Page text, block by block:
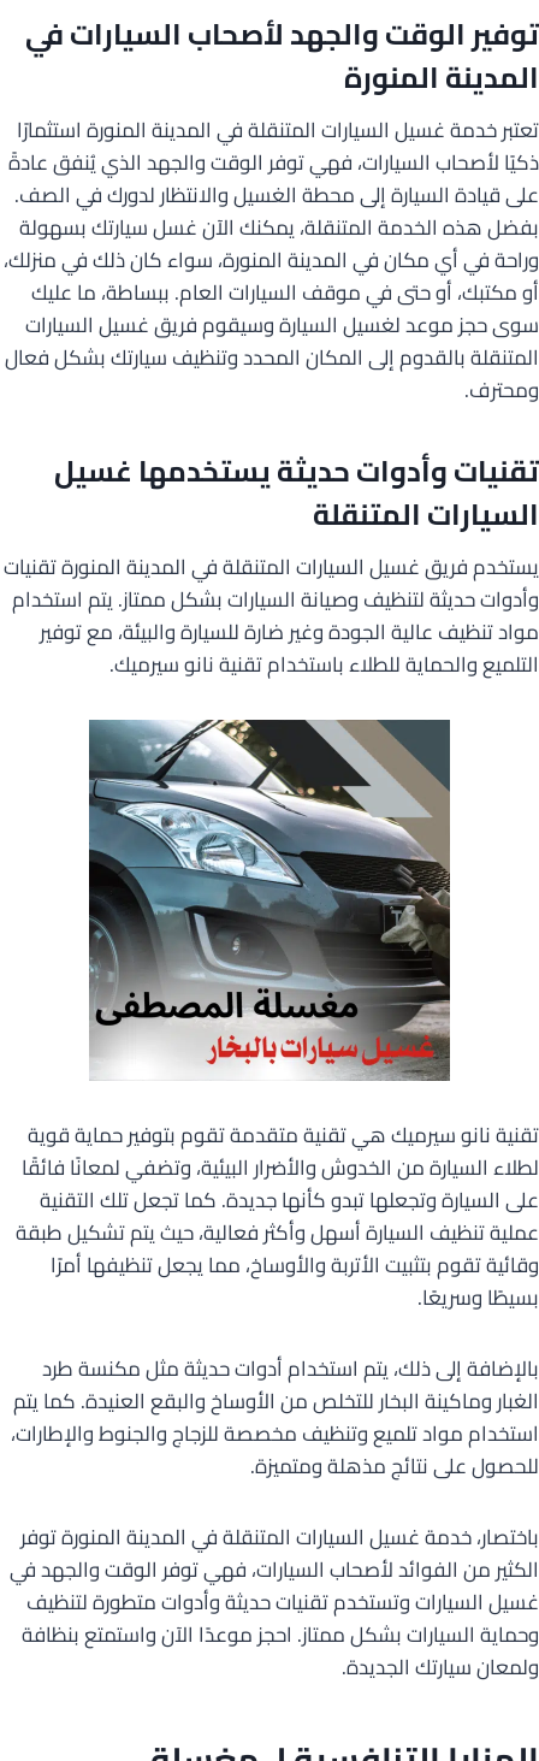
توفير الوقت والجهد لأصحاب السيارات في
المدينة المنورة
تعتبر خدمة غسيل السيارات المتنقلة في المدينة المنورة استثمارًا
ذكيًا لأصحاب السيارات، فهي توفر الوقت والجهد الذي يُنفق عادةً
على قيادة السيارة إلى محطة الغسيل والانتظار لدورك في الصف.
بفضل هذه الخدمة المتنقلة، يمكنك الآن غسل سيارتك بسهولة
وراحة في أي مكان في المدينة المنورة، سواء كان ذلك في منزلك،
أو مكتبك، أو حتى في موقف السيارات العام. ببساطة، ما عليك
سوى حجز موعد لغسيل السيارة وسيقوم فريق غسيل السيارات
المتنقلة بالقدوم إلى المكان المحدد وتنظيف سيارتك بشكل فعال
ومحترف.
تقنيات وأدوات حديثة يستخدمها غسيل
السيارات المتنقلة
يستخدم فريق غسيل السيارات المتنقلة في المدينة المنورة تقنيات
وأدوات حديثة لتنظيف وصيانة السيارات بشكل ممتاز. يتم استخدام
مواد تنظيف عالية الجودة وغير ضارة للسيارة والبيئة، مع توفير
التلميع والحماية للطلاء باستخدام تقنية نانو سيرميك.
تقنية نانو سيرميك هي تقنية متقدمة تقوم بتوفير حماية قوية
لطلاء السيارة من الخدوش والأضرار البيئية، وتضفي لمعانًا فائقًا
على السيارة وتجعلها تبدو كأنها جديدة. كما تجعل تلك التقنية
عملية تنظيف السيارة أسهل وأكثر فعالية، حيث يتم تشكيل طبقة
وقائية تقوم بتثبيت الأتربة والأوساخ، مما يجعل تنظيفها أمرًا
بسيطًا وسريعًا.
بالإضافة إلى ذلك، يتم استخدام أدوات حديثة مثل مكنسة طرد
الغبار وماكينة البخار للتخلص من الأوساخ والبقع العنيدة. كما يتم
استخدام مواد تلميع وتنظيف مخصصة للزجاج والجنوط والإطارات،
للحصول على نتائج مذهلة ومتميزة.
باختصار، خدمة غسيل السيارات المتنقلة في المدينة المنورة توفر
الكثير من الفوائد لأصحاب السيارات، فهي توفر الوقت والجهد في
غسيل السيارات وتستخدم تقنيات حديثة وأدوات متطورة لتنظيف
وحماية السيارات بشكل ممتاز. احجز موعدًا الآن واستمتع بنظافة
ولمعان سيارتك الجديدة.